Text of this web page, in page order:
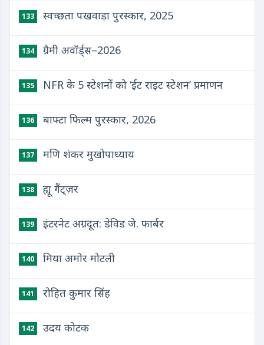
133 स्वच्छता पखवाड़ा पुरस्कार, 2025
134 ग्रैमी अवॉर्ड्स–2026
135 NFR के 5 स्टेशनों को ‘ईट राइट स्टेशन’ प्रमाणन
136 बाफ्टा फिल्म पुरस्कार, 2026
137 मणि शंकर मुखोपाध्याय
138 ह्यू गैंट्ज़र
139 इंटरनेट अग्रदूत: डेविड जे. फार्बर
140 मिया अमोर मोटली
141 रोहित कुमार सिंह
142 उदय कोटक